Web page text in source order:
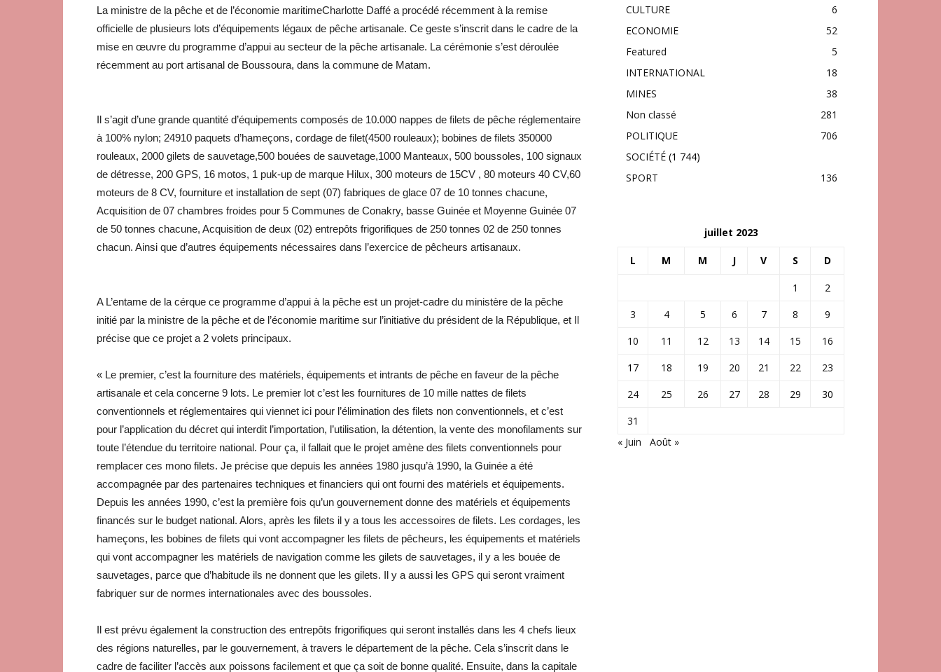
La ministre de la pêche et de l’économie maritimeCharlotte Daffé a procédé récemment à la remise
officielle de plusieurs lots d’équipements légaux de pêche artisanale. Ce geste s’inscrit dans le cadre de la
mise en œuvre du programme d’appui au secteur de la pêche artisanale. La cérémonie s’est déroulée
récemment au port artisanal de Boussoura, dans la commune de Matam.
Il s’agit d’une grande quantité d’équipements composés de 10.000 nappes de filets de pêche réglementaire
à 100% nylon; 24910 paquets d’hameçons, cordage de filet(4500 rouleaux); bobines de filets 350000
rouleaux, 2000 gilets de sauvetage,500 bouées de sauvetage,1000 Manteaux, 500 boussoles, 100 signaux
de détresse, 200 GPS, 16 motos, 1 puk-up de marque Hilux, 300 moteurs de 15CV , 80 moteurs 40 CV,60
moteurs de 8 CV, fourniture et installation de sept (07) fabriques de glace 07 de 10 tonnes chacune,
Acquisition de 07 chambres froides pour 5 Communes de Conakry, basse Guinée et Moyenne Guinée 07
de 50 tonnes chacune, Acquisition de deux (02) entrepôts frigorifiques de 250 tonnes 02 de 250 tonnes
chacun. Ainsi que d’autres équipements nécessaires dans l’exercice de pêcheurs artisanaux.
A L’entame de la cérque ce programme d’appui à la pêche est un projet-cadre du ministère de la pêche
initié par la ministre de la pêche et de l’économie maritime sur l’initiative du président de la République, et Il
précise que ce projet a 2 volets principaux.
« Le premier, c’est la fourniture des matériels, équipements et intrants de pêche en faveur de la pêche
artisanale et cela concerne 9 lots. Le premier lot c’est les fournitures de 10 mille nattes de filets
conventionnels et réglementaires qui viennet ici pour l’élimination des filets non conventionnels, et c’est
pour l’application du décret qui interdit l’importation, l’utilisation, la détention, la vente des monofilaments sur
toute l’étendue du territoire national. Pour ça, il fallait que le projet amène des filets conventionnels pour
remplacer ces mono filets. Je précise que depuis les années 1980 jusqu’à 1990, la Guinée a été
accompagnée par des partenaires techniques et financiers qui ont fourni des matériels et équipements.
Depuis les années 1990, c’est la première fois qu’un gouvernement donne des matériels et équipements
financés sur le budget national. Alors, après les filets il y a tous les accessoires de filets. Les cordages, les
hameçons, les bobines de filets qui vont accompagner les filets de pêcheurs, les équipements et matériels
qui vont accompagner les matériels de navigation comme les gilets de sauvetages, il y a les bouée de
sauvetages, parce que d’habitude ils ne donnent que les gilets. Il y a aussi les GPS qui seront vraiment
fabriquer sur de normes internationales avec des boussoles.
Il est prévu également la construction des entrepôts frigorifiques qui seront installés dans les 4 chefs lieux
des régions naturelles, par le gouvernement, à travers le département de la pêche. Cela s’inscrit dans le
cadre de faciliter l’accès aux poissons facilement et que ça soit de bonne qualité. Ensuite, dans la capitale
CULTURE
6
ECONOMIE
52
Featured
5
INTERNATIONAL
18
MINES
38
Non classé
281
POLITIQUE
706
SOCIÉTÉ (1 744)
SPORT
136
juillet 2023
L M M J V S D
1
2
3
4 5 6 7 8
9
10
11 12 13 14 15
16
17
18 19 20 21 22
23
24
25 26 27 28 29
30
31
« Juin
Août »